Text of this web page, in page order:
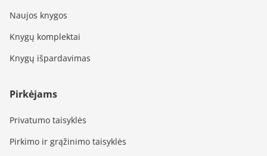
Naujos knygos
Knygų komplektai
Knygų išpardavimas
Pirkėjams
Privatumo taisyklės
Pirkimo ir grąžinimo taisyklės